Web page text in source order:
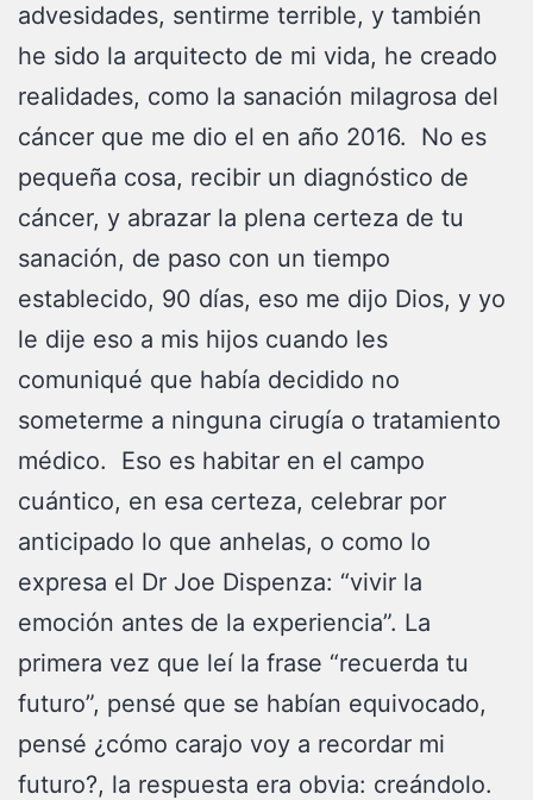
advesidades, sentirme terrible, y también
he sido la arquitecto de mi vida, he creado
realidades, como la sanación milagrosa del
cáncer que me dio el en año 2016. No es
pequeña cosa, recibir un diagnóstico de
cáncer, y abrazar la plena certeza de tu
sanación, de paso con un tiempo
establecido, 90 días, eso me dijo Dios, y yo
le dije eso a mis hijos cuando les
comuniqué que había decidido no
someterme a ninguna cirugía o tratamiento
médico. Eso es habitar en el campo
cuántico, en esa certeza, celebrar por
anticipado lo que anhelas, o como lo
expresa el Dr Joe Dispenza: “vivir la
emoción antes de la experiencia”. La
primera vez que leí la frase “recuerda tu
futuro”, pensé que se habían equivocado,
pensé ¿cómo carajo voy a recordar mi
futuro?, la respuesta era obvia: creándolo.